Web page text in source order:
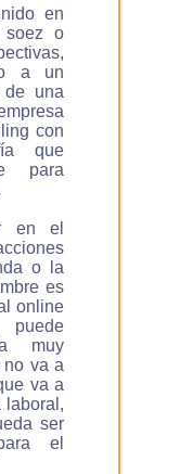
en
soez o
a un
una
con
que
para
en el
o la
es
online
muy
no va a
va a
laboral,
ser
el